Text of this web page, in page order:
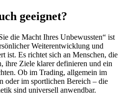
geeignet?
die Macht Ihres Unbewussten“ ist
Weiterentwicklung und
ist. Es richtet sich an Menschen, die
ihre Ziele klarer definieren und ein
Ob im Trading, allgemein im
oder im sportlichen Bereich – die
sind universell anwendbar.